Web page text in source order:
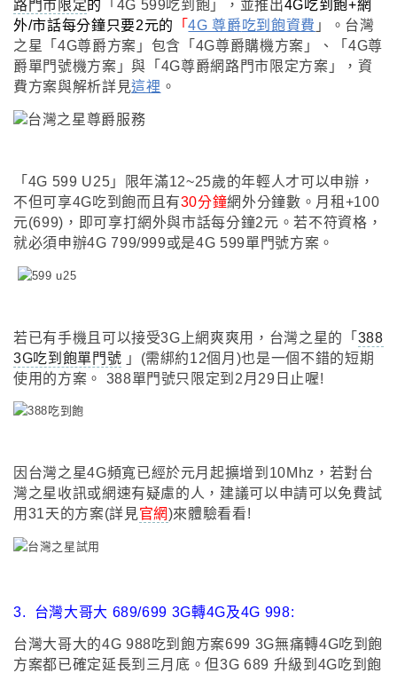
路門市限定的 「 4G 599吃到飽 」 ，並推出4G吃到飽+網
外/市話每分鐘只要2元的
「4G 尊爵吃到飽資費 」 。 台灣
之星「4G尊爵方案」包含「4G尊爵購機方案」、「4G尊
爵單門號機方案」與「4G尊爵網路門市限定方案」
，資
費方案與解析詳見這裡 。
「 4G 599 U25 」 限年滿12~25歲的年輕人才可以申辦 ，
不但可享4G吃到飽而且有30分鐘網外分鐘數。月租+100
元(699)，即可享打網外與市話每分鐘2元。若不符資格 ，
就必須申辦4G 799/999或是4G 599單門號方案 。
若已有手機且可以接受3G上網爽爽用 ，台灣之星的 「 388
3G吃到飽單門號 」 (需綁約12個月)也是一個不錯的短期
使用的方案 。 388單門號只限定到2月29日止喔!
因台灣之星4G頻寬已經於元月起擴增到10Mhz ， 若對台
灣之星收訊或網速有疑慮的人 ，建議可以申請可以免費試
用31天的方案(詳見官網)來體驗看看!
3. 台灣大哥大 689/699 3G轉4G及4G 998:
台灣大哥大的4G 988吃到飽方案699 3G無痛轉4G吃到飽
方案都已確定延長到三月底 。但3G689 升級到4G吃到飽